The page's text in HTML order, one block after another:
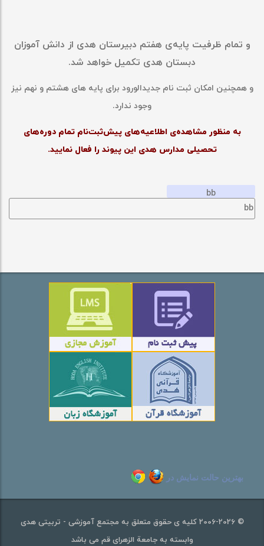
و تمام ظرفیت پایه‌ی هفتم دبیرستان هدی از دانش آموزان
دبستان هدی تکمیل خواهد شد.
و همچنین امکان ثبت نام جدیدالورود برای پایه های هشتم و نهم نیز
وجود ندارد.
به منظور مشاهده‌ی اطلاعیه‌های پیش‌‎ثبت‌‎نام تمام دوره‎‌‌های
تحصیلی مدارس هدی این پیوند را فعال نمایید.
bb
bb
بهترین حالت نمایش در
© 2006-2026 کلیه ی حقوق متعلق به مجتمع آموزشی - تربیتی هدی
وابسته به جامعة الزهرای قم می باشد